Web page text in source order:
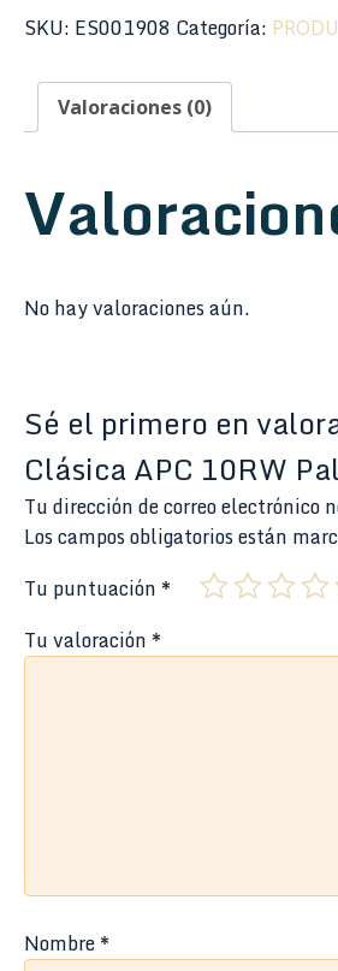
SKU: ES001908 Categoría:
Valoraciones (0)
No hay valoraciones aún.
Sé el primero en
Clásica APC 10RW
Tu dirección de correo electrónico
Los campos obligatorios están
Tu puntuación *
Tu valoración *
Nombre*